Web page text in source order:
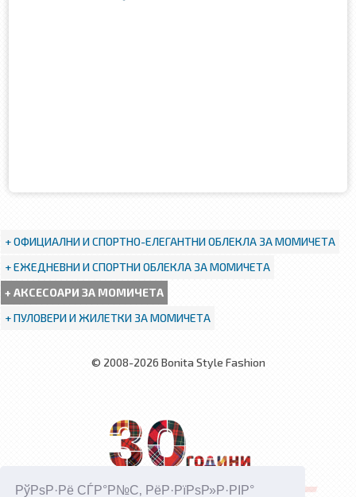
РўРѕР·Рё СЃР°Р№С‚ РёР·РїРѕР»Р·РІР°
+ ОФИЦИАЛНИ И СПОРТНО-ЕЛЕГАНТНИ ОБЛЕКЛА ЗА МОМИЧЕТА
+ ЕЖЕДНЕВНИ И СПОРТНИ ОБЛЕКЛА ЗА МОМИЧЕТА
+ АКСЕСОАРИ ЗА МОМИЧЕТА
+ ПУЛОВЕРИ И ЖИЛЕТКИ ЗА МОМИЧЕТА
© 2008-2026 Bonita Style Fashion